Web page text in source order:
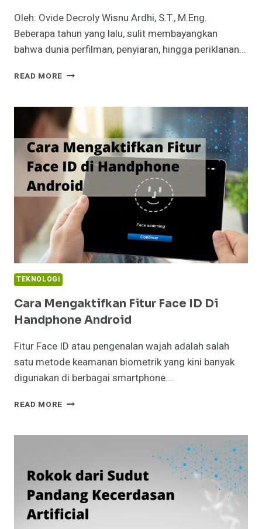
Oleh: Ovide Decroly Wisnu Ardhi, S.T., M.Eng.
Beberapa tahun yang lalu, sulit membayangkan
bahwa dunia perfilman, penyiaran, hingga periklanan…
READ MORE AI,
AKHIR
DARI
DUNIA
LAMA:
TANTANGAN
ETIKA
DI
ERA
VIDEO
GENERATIF
TEKNOLOGI
Cara Mengaktifkan Fitur Face ID Di
Handphone Android
Fitur Face ID atau pengenalan wajah adalah salah
satu metode keamanan biometrik yang kini banyak
digunakan di berbagai smartphone….
READ MORE CARA
FACE
HANDPHONE
ANDROID